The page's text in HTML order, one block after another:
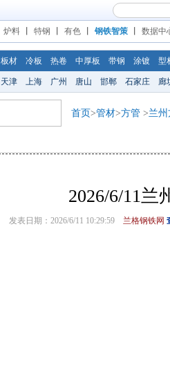
炉料 特钢 有色 钢铁智策 数据中
板材 冷板 热卷 中厚板 带钢 涂镀 型
天津 上海 广州 唐山 邯郸 石家庄 廊
首页>管材>方管 >兰州
2026/6/11兰
发表日期：2026/6/11 10:29:59 兰格钢铁网